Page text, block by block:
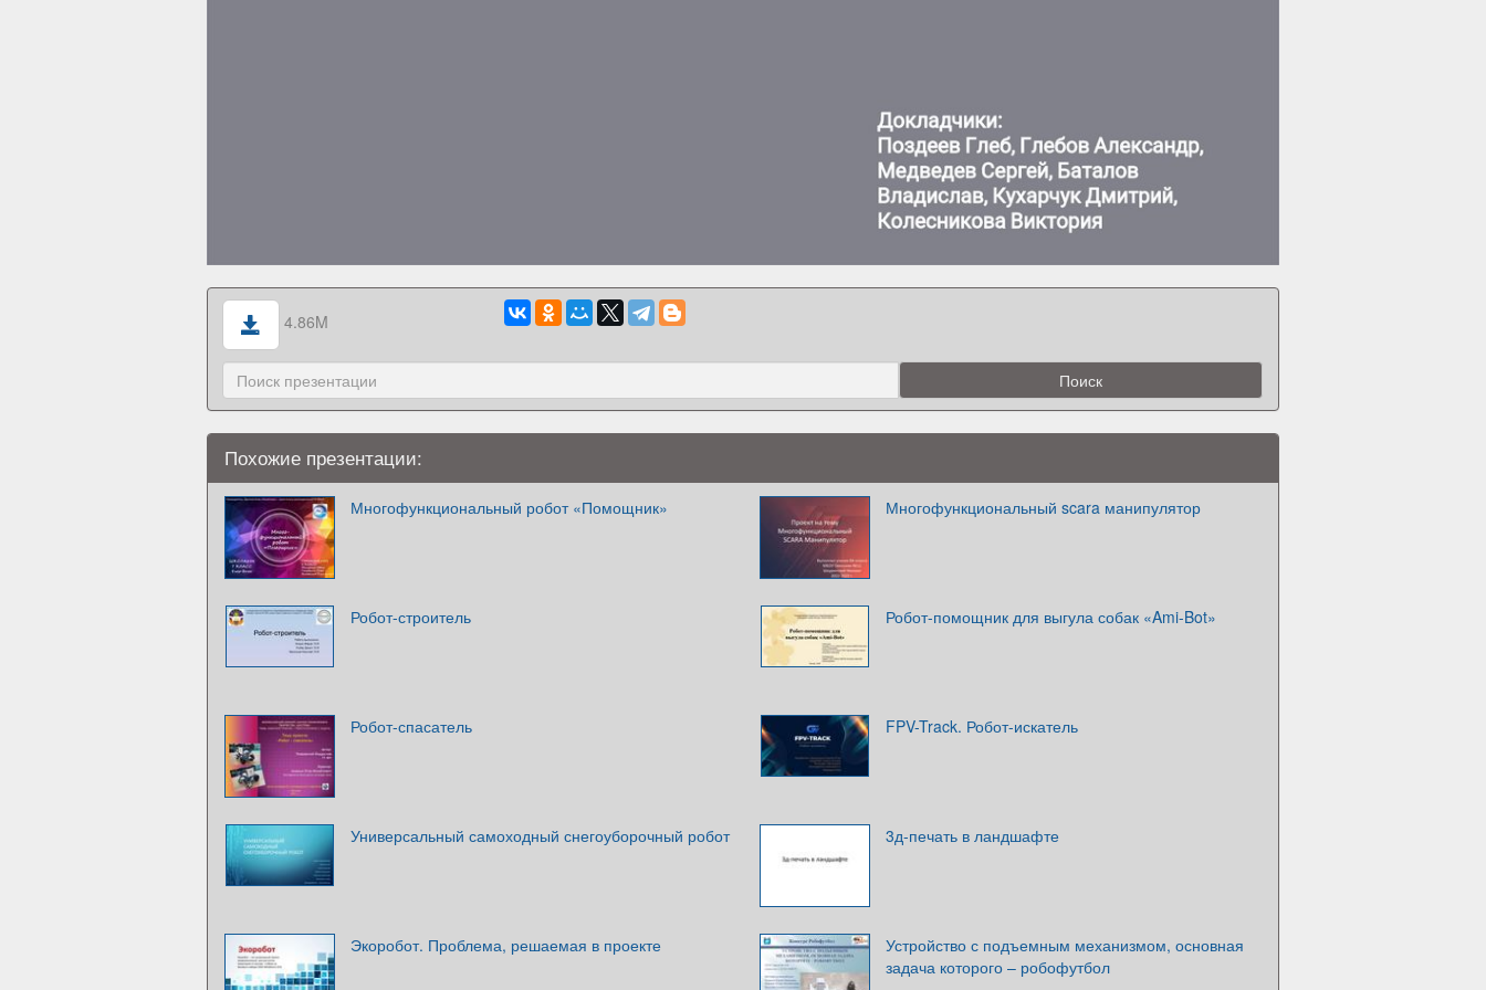
4.86M
Похожие презентации:
Многофункциональный робот «Помощник» Многофункциональный scara манипулятор
Робот-строитель Робот-помощник для выгула собак «Ami-Bot»
Робот-спасатель FPV-Track. Робот-искатель
Универсальный самоходный снегоуборочный робот 3д-печать в ландшафте
Экоробот. Проблема, решаемая в проекте
Устройство с подъемным механизмом, основная
задача которого – робофутбол